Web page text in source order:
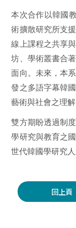
本次合作以韓國
術擴散研究所支
線上課程之共享
坊、學術叢書合
面向。未來，本
發之多語字幕韓
藝術與社會之理解
雙方期盼透過制
學研究與教育之
世代韓國學研究人
回上頁